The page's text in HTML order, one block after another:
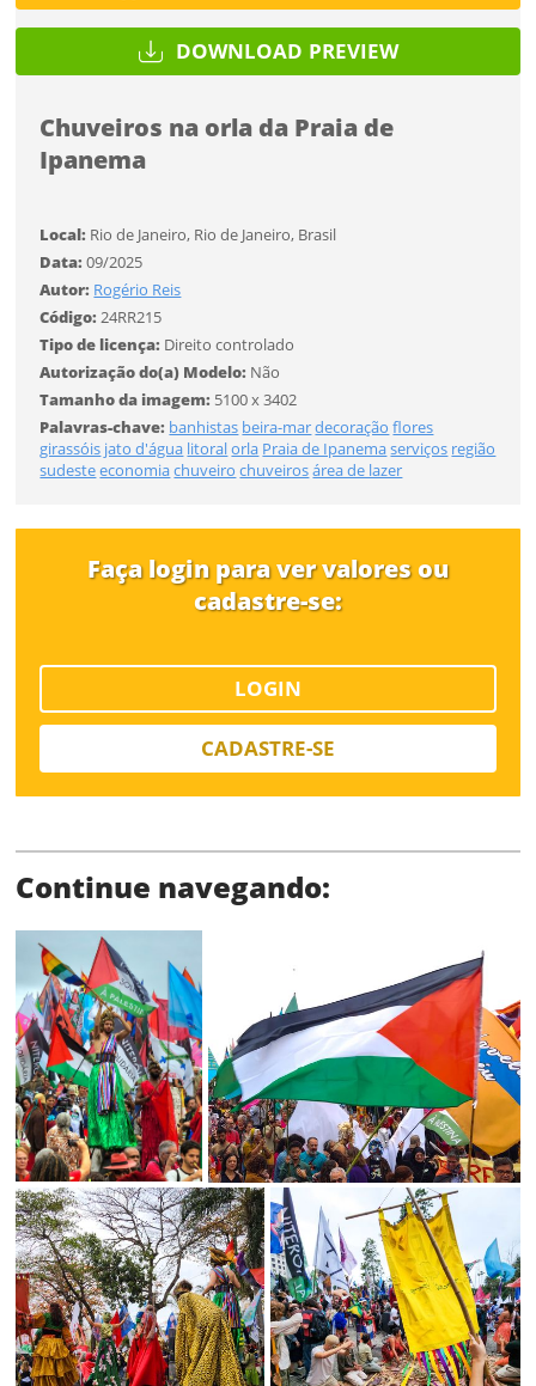
DOWNLOAD PREVIEW
Chuveiros na orla da Praia de
Ipanema
Local: Rio de Janeiro, Rio de Janeiro, Brasil
Data:09/2025
Autor: Rogério Reis
Código:24RR215
Tipo de licença: Direito controlado
Autorização do(a) Modelo: Não
Tamanho da imagem: 5100 x 3402
Palavras-chave: banhistas beira-mardecoração flores
girassóis jato d'água litoralorla Praia de Ipanemaserviços região
sudesteeconomiachuveiro chuveirosárea de lazer
Faça login para ver valores ou
cadastre-se:
LOGIN
CADASTRE-SE
Continue navegando:
Tamanho
Selecione
Formato
Tamanho
FINALIZAR
Você ainda não tem conta?
CADASTRE-SE
SALVAR
Desejo receber novidades sobre a Pulsar Imagens
Li e concordo com os
CADASTRAR
Já tem uma conta?
ENTRAR
Tipo de download
Limite de download
SALVAR
Formato
Tamanho